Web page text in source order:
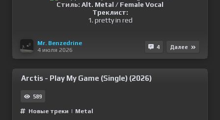
Стиль: Alt. Metal / Female Vocal
Треклист:
1. pretty in red
Mr. Benzedrine
4 июля 2026
4 Далее
Arctis - Play My Game (Single) (2026)
589
Новые треки | Metal